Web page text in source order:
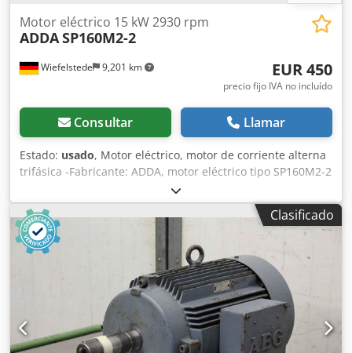
Wiefelstede 9,201 km
Motor eléctrico 15 kW 2930 rpm
ADDASP160M2-2
EUR 450
precio fijo IVA no incluído
Consultar Llamar
Estado: usado, Motor eléctrico, motor de corriente alterna
trifásica -Fabricante: ADDA, motor eléctrico tipo SP160M2-2
-Potencia: 15 kW -Velocidad: 2930 rpm -Voltaje: 380/660 V -
Eje: Ø 42 x 110 mm -Tipo de construcción: B3 -Grado de
protección: IP 55 -Dimensiones: 610/325/A415 mm -Peso:
123 kg Dodohh Iruspfx Apvjck
Clasificado